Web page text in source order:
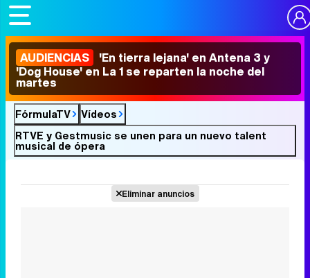
AUDIENCIAS 'En tierra lejana' en Antena 3 y
'Dog House' en La 1 se reparten la noche del
martes
FórmulaTV
Vídeos
RTVE y Gestmusic se unen para un nuevo talent
musical de ópera
Eliminar anuncios